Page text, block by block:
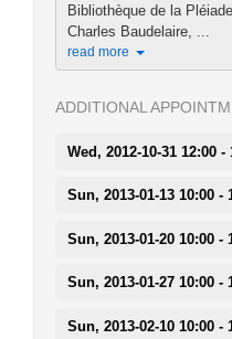
Bibliothèque de la
Charles Baudelaire, ...
read more
ADDITIONAL
Wed, 2012-10-31 12:00 -
Sun, 2013-01-13 10:00 -
Sun, 2013-01-20 10:00 -
Sun, 2013-01-27 10:00 -
Sun, 2013-02-10 10:00 -